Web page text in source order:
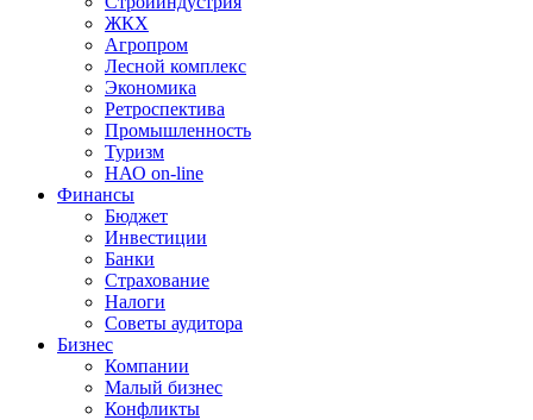
ЖКХ
Агропром
Лесной комплекс
Экономика
Ретроспектива
Промышленность
Туризм
НАО on-line
Финансы
Бюджет
Инвестиции
Банки
Страхование
Налоги
Советы аудитора
Бизнес
Компании
Малый бизнес
Конфликты